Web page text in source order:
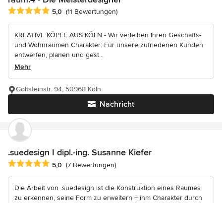
Durchschnittliche Bewertung: 5 von 5 Sternen
5,0 (11 Bewertungen)
KREATIVE KÖPFE AUS KÖLN - Wir verleihen Ihren Geschäfts-
und Wohnräumen Charakter: Für unsere zufriedenen Kunden
entwerfen, planen und gest...
Mehr
Nachricht
Goltsteinstr. 94, 50968 Köln
.suedesign I dipl.-ing. Susanne Kiefer
Durchschnittliche Bewertung: 5 von 5 Sternen
5,0 (7 Bewertungen)
Die Arbeit von .suedesign ist die Konstruktion eines Raumes
zu erkennen, seine Form zu erweitern + ihm Charakter durch